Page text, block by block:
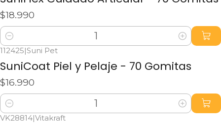
$18.990
Cantidad
112425|Suni Pet
SuniCoat Piel y Pelaje - 70 Gomitas
$16.990
Cantidad
VK28814|Vitakraft